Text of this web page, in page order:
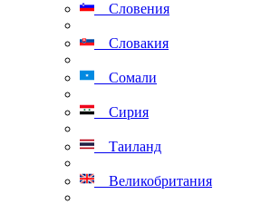
Словения
Словакия
Сомали
Сирия
Таиланд
Великобритания